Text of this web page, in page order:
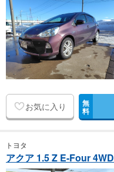
お気に入り 無
料
トヨタ
アクア 1.5 Z E-Four 4WD